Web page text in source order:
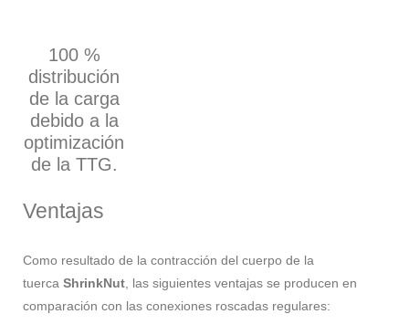
100 %
distribución
de la carga
debido a la
optimización
de la TTG.
Ventajas
Como resultado de la contracción del cuerpo de la
tuerca ShrinkNut, las siguientes ventajas se producen en
comparación con las conexiones roscadas regulares: